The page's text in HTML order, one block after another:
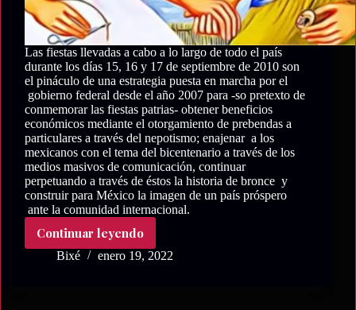
Las fiestas llevadas a cabo a lo largo de todo el país
durante los días 15, 16 y 17 de septiembre de 2010 son
el pináculo de una estrategia puesta en marcha por el
gobierno federal desde el año 2007 para -so pretexto de
conmemorar las fiestas patrias- obtener beneficios
económicos mediante el otorgamiento de prebendas a
particulares a través del nepotismo; enajenar a los
mexicanos con el tema del bicentenario a través de los
medios masivos de comunicación, continuar
perpetuando a través de éstos la historia de bronce y
construir para México la imagen de un país próspero
ante la comunidad internacional.
Continuar leyendo
La
Sandunga
Bixé enero 19, 2022